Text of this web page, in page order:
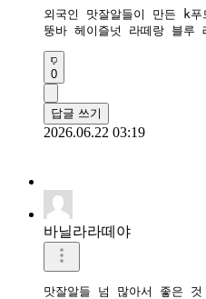
외국인 맛잘알들이 만든 k
뚱바 헤이즐넛 라떼랑 블
0
답글 쓰기
2026.06.22 03:19
바닐라라떼야
맛잘알들 넘 많아서 좋은